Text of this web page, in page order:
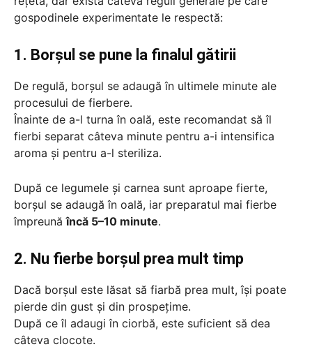
gospodinele experimentate le respectă:
1. Borșul se pune la finalul gătirii
De regulă, borșul se adaugă în ultimele minute ale
procesului de fierbere.
Înainte de a-l turna în oală, este recomandat să îl
fierbi separat câteva minute pentru a-i intensifica
aroma și pentru a-l steriliza.
După ce legumele și carnea sunt aproape fierte,
borșul se adaugă în oală, iar preparatul mai fierbe
împreunăîncă 5–10 minute.
2. Nu fierbe borșul prea mult timp
Dacă borșul este lăsat să fiarbă prea mult, își poate
pierde din gust și din prospețime.
După ce îl adaugi în ciorbă, este suficient să dea
câteva clocote.